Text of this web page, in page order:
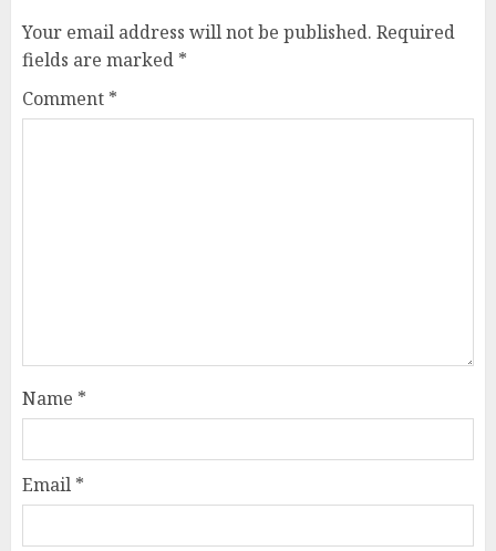
Your email address will not be published. Required
fields are marked *
Comment *
Name *
Email *